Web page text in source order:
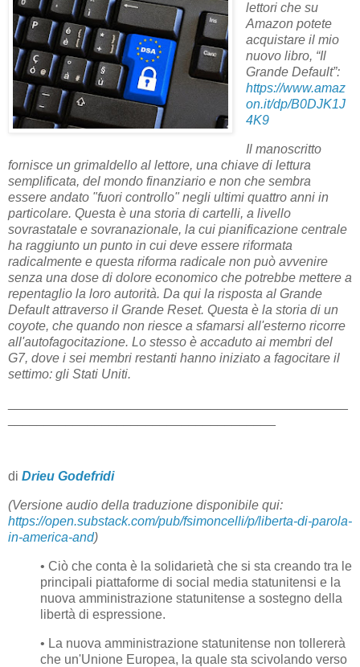
lettori che su
Amazon potete
acquistare il mio
nuovo libro, “Il
Grande Default”:
https://www.amaz
on.it/dp/B0DJK1J
4K9
Il manoscritto
fornisce un grimaldello al lettore, una chiave di lettura
semplificata, del mondo finanziario e non che sembra
essere andato "fuori controllo" negli ultimi quattro anni in
particolare. Questa è una storia di cartelli, a livello
sovrastatale e sovranazionale, la cui pianificazione centrale
ha raggiunto un punto in cui deve essere riformata
radicalmente e questa riforma radicale non può avvenire
senza una dose di dolore economico che potrebbe mettere a
repentaglio la loro autorità. Da qui la risposta al Grande
Default attraverso il Grande Reset. Questa è la storia di un
coyote, che quando non riesce a sfamarsi all'esterno ricorre
all'autofagocitazione. Lo stesso è accaduto ai membri del
G7, dove i sei membri restanti hanno iniziato a fagocitare il
settimo: gli Stati Uniti.
di Drieu Godefridi
(Versione audio della traduzione disponibile qui:
https://open.substack.com/pub/fsimoncelli/p/liberta-di-parola-
in-america-and)
• Ciò che conta è la solidarietà che si sta creando tra le
principali piattaforme di social media statunitensi e la
nuova amministrazione statunitense a sostegno della
libertà di espressione.
• La nuova amministrazione statunitense non tollererà
che un'Unione Europea, la quale sta scivolando verso